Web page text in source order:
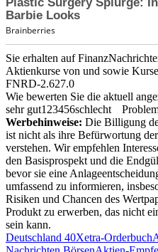
Sie erhalten auf
Aktienkurse von und sowie
FNRD-2.627.0
Wie bewerten Sie die aktuell
sehr gut1 23456schlecht
Werbehinweise: Die Billigung
ist nicht als ihre Befürwortung
verstehen. Wir empfehlen
den Basisprospekt und die
bevor sie eine
umfassend zu informieren,
Risiken und Chancen des
Produkt zu erwerben, das nicht
sein kann.
Deutschland 40Xetra-Orderbuch